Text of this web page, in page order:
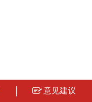
意见建议